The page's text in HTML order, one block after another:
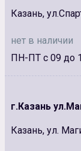
Казань,
нет в наличии
ПН-ПТ с 09 до
г.Казань
Казань, ул.